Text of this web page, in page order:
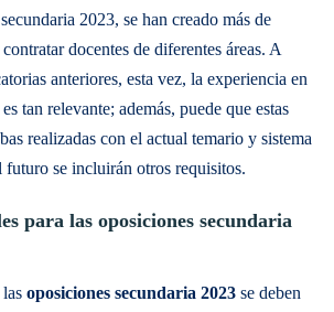
2023, se han creado más de
docentes de diferentes áreas. A
anteriores, esta vez, la experiencia en
tan relevante; además, puede que estas
realizadas con el actual temario y sistema
futuro se incluirán otros requisitos.
para las oposiciones secundaria
oposiciones secundaria 2023 se deben